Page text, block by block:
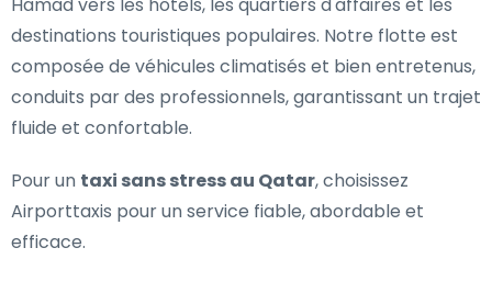
destinations touristiques populaires. Notre flotte est
composée de véhicules climatisés et bien entretenus,
conduits par des professionnels, garantissant un trajet
fluide et confortable.
Pour un taxi sans stress au Qatar, choisissez
Airporttaxis pour un service fiable, abordable et
efficace.